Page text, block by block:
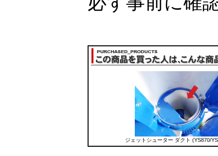
ジェットシューター ダクト (YS870/